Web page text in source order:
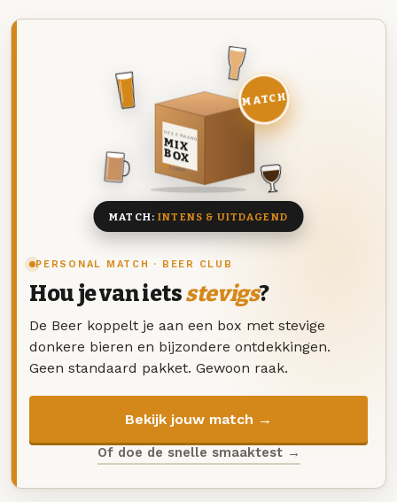
PERSONAL MATCH · BEER CLUB
Hou je van ietsstevigs?
De Beer koppelt je aan een box met stevige
donkere bieren en bijzondere ontdekkingen.
Geen standaard pakket. Gewoon raak.
Bekijk jouw match →
Of doe de snelle smaaktest →
DEZE MAAND
MIX
BOX
8 BIEREN
MATCH
MATCH:INTENS & UITDAGEND